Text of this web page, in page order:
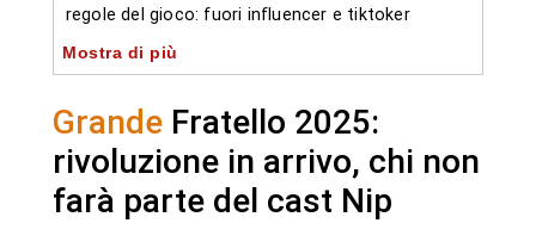
regole del gioco: fuori influencer e tiktoker
-- Due edizioni del Grande Fratello: Nip e Gold/Vip
Grande Fratello
-- Modifiche al format: stop al doppio
appuntamento e dirette più brevi
Mostra di più
GrandeFratello 2025:
rivoluzione in arrivo, chi non
farà parte del cast Nip